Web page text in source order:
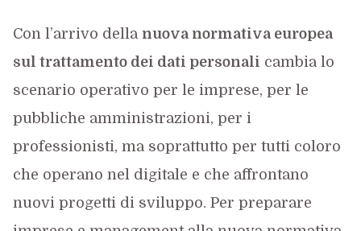
Con l’arrivo della nuova normativa europea
sul trattamento dei dati personali cambia lo
scenario operativo per le imprese, per le
pubbliche amministrazioni, per i
professionisti, ma soprattutto per tutti coloro
che operano nel digitale e che affrontano
nuovi progetti di sviluppo. Per preparare